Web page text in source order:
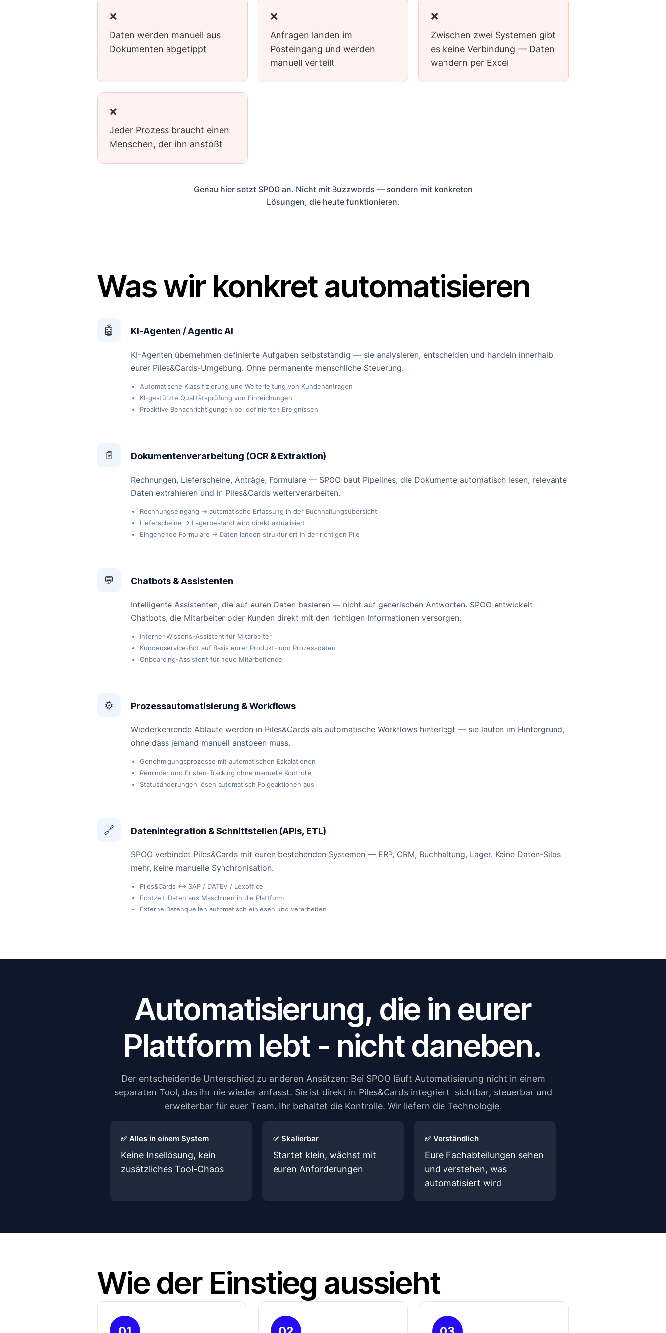
❌
Daten werden manuell aus
Dokumenten abgetippt
❌
Anfragen landen im
Posteingang und werden
manuell verteilt
❌
Zwischen zwei Systemen gibt
es keine Verbindung — Daten
wandern per Excel
❌
Jeder Prozess braucht einen
Menschen, der ihn anstößt
Genau hier setzt SPOO an. Nicht mit Buzzwords — sondern mit konkreten
Lösungen, die heute funktionieren.
Was wir konkret automatisieren
🤖 KI-Agenten / Agentic AI
KI-Agenten übernehmen definierte Aufgaben selbstständig — sie analysieren, entscheiden und handeln innerhalb
eurer Piles&Cards-Umgebung. Ohne permanente menschliche Steuerung.
Automatische Klassifizierung und Weiterleitung von Kundenanfragen
KI-gestützte Qualitätsprüfung von Einreichungen
Proaktive Benachrichtigungen bei definierten Ereignissen
📄 Dokumentenverarbeitung (OCR & Extraktion)
Rechnungen, Lieferscheine, Anträge, Formulare — SPOO baut Pipelines, die Dokumente automatisch lesen, relevante
Daten extrahieren und in Piles&Cards weiterverarbeiten.
Rechnungseingang → automatische Erfassung in der Buchhaltungsübersicht
Lieferscheine → Lagerbestand wird direkt aktualisiert
Eingehende Formulare → Daten landen strukturiert in der richtigen Pile
💬 Chatbots & Assistenten
Intelligente Assistenten, die auf euren Daten basieren — nicht auf generischen Antworten. SPOO entwickelt
Chatbots, die Mitarbeiter oder Kunden direkt mit den richtigen Informationen versorgen.
Interner Wissens-Assistent für Mitarbeiter
Kundenservice-Bot auf Basis eurer Produkt- und Prozessdaten
Onboarding-Assistent für neue Mitarbeitende
⚙️ Prozessautomatisierung & Workflows
Wiederkehrende Abläufe werden in Piles&Cards als automatische Workflows hinterlegt — sie laufen im Hintergrund,
ohne dass jemand manuell anstoeen muss.
Genehmigungsprozesse mit automatischen Eskalationen
Reminder und Fristen-Tracking ohne manuelle Kontrolle
Statusänderungen lösen automatisch Folgeaktionen aus
🔗 Datenintegration & Schnittstellen (APIs, ETL)
SPOO verbindet Piles&Cards mit euren bestehenden Systemen — ERP, CRM, Buchhaltung, Lager. Keine Daten-Silos
mehr, keine manuelle Synchronisation.
Piles&Cards ↔ SAP / DATEV / Lexoffice
Echtzeit-Daten aus Maschinen in die Plattform
Externe Datenquellen automatisch einlesen und verarbeiten
Automatisierung, die in eurer
Plattform lebt - nicht daneben.
Der entscheidende Unterschied zu anderen Ansätzen: Bei SPOO läuft Automatisierung nicht in einem
separaten Tool, das ihr nie wieder anfasst. Sie ist direkt in Piles&Cards integriert sichtbar, steuerbar und
erweiterbar für euer Team. Ihr behaltet die Kontrolle. Wir liefern die Technologie.
✅ Alles in einem System
Keine Insellösung, kein
zusätzliches Tool-Chaos
✅ Skalierbar
Startet klein, wächst mit
euren Anforderungen
✅ Verständlich
Eure Fachabteilungen sehen
und verstehen, was
automatisiert wird
Wie der Einstieg aussieht